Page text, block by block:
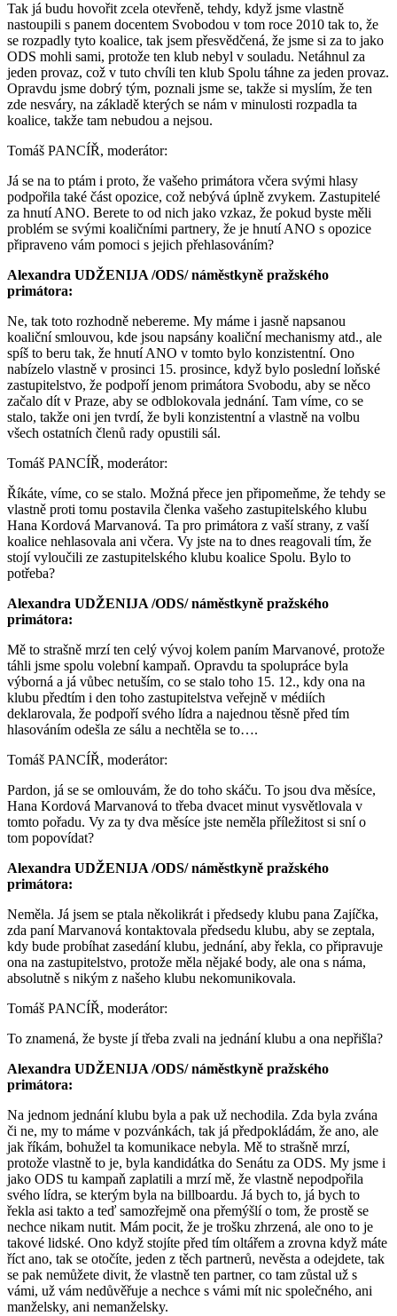
Tak já budu hovořit zcela otevřeně, tehdy, když jsme vlastně
nastoupili s panem docentem Svobodou v tom roce 2010 tak to, že
se rozpadly tyto koalice, tak jsem přesvědčená, že jsme si za to jako
ODS mohli sami, protože ten klub nebyl v souladu. Netáhnul za
jeden provaz, což v tuto chvíli ten klub Spolu táhne za jeden provaz.
Opravdu jsme dobrý tým, poznali jsme se, takže si myslím, že ten
zde nesváry, na základě kterých se nám v minulosti rozpadla ta
koalice, takže tam nebudou a nejsou.
Tomáš PANCÍŘ, moderátor:
Já se na to ptám i proto, že vašeho primátora včera svými hlasy
podpořila také část opozice, což nebývá úplně zvykem. Zastupitelé
za hnutí ANO. Berete to od nich jako vzkaz, že pokud byste měli
problém se svými koaličními partnery, že je hnutí ANO s opozice
připraveno vám pomoci s jejich přehlasováním?
Alexandra UDŽENIJA /ODS/ náměstkyně pražského
primátora:
Ne, tak toto rozhodně nebereme. My máme i jasně napsanou
koaliční smlouvou, kde jsou napsány koaliční mechanismy atd., ale
spíš to beru tak, že hnutí ANO v tomto bylo konzistentní. Ono
nabízelo vlastně v prosinci 15. prosince, když bylo poslední loňské
zastupitelstvo, že podpoří jenom primátora Svobodu, aby se něco
začalo dít v Praze, aby se odblokovala jednání. Tam víme, co se
stalo, takže oni jen tvrdí, že byli konzistentní a vlastně na volbu
všech ostatních členů rady opustili sál.
Tomáš PANCÍŘ, moderátor:
Říkáte, víme, co se stalo. Možná přece jen připomeňme, že tehdy se
vlastně proti tomu postavila členka vašeho zastupitelského klubu
Hana Kordová Marvanová. Ta pro primátora z vaší strany, z vaší
koalice nehlasovala ani včera. Vy jste na to dnes reagovali tím, že
stojí vyloučili ze zastupitelského klubu koalice Spolu. Bylo to
potřeba?
Alexandra UDŽENIJA /ODS/ náměstkyně pražského
primátora:
Mě to strašně mrzí ten celý vývoj kolem paním Marvanové, protože
táhli jsme spolu volební kampaň. Opravdu ta spolupráce byla
výborná a já vůbec netuším, co se stalo toho 15. 12., kdy ona na
klubu předtím i den toho zastupitelstva veřejně v médiích
deklarovala, že podpoří svého lídra a najednou těsně před tím
hlasováním odešla ze sálu a nechtěla se to….
Tomáš PANCÍŘ, moderátor:
Pardon, já se se omlouvám, že do toho skáču. To jsou dva měsíce,
Hana Kordová Marvanová to třeba dvacet minut vysvětlovala v
tomto pořadu. Vy za ty dva měsíce jste neměla příležitost si sní o
tom popovídat?
Alexandra UDŽENIJA /ODS/ náměstkyně pražského
primátora:
Neměla. Já jsem se ptala několikrát i předsedy klubu pana Zajíčka,
zda paní Marvanová kontaktovala předsedu klubu, aby se zeptala,
kdy bude probíhat zasedání klubu, jednání, aby řekla, co připravuje
ona na zastupitelstvo, protože měla nějaké body, ale ona s náma,
absolutně s nikým z našeho klubu nekomunikovala.
Tomáš PANCÍŘ, moderátor:
To znamená, že byste jí třeba zvali na jednání klubu a ona nepřišla?
Alexandra UDŽENIJA /ODS/ náměstkyně pražského
primátora:
Na jednom jednání klubu byla a pak už nechodila. Zda byla zvána
či ne, my to máme v pozvánkách, tak já předpokládám, že ano, ale
jak říkám, bohužel ta komunikace nebyla. Mě to strašně mrzí,
protože vlastně to je, byla kandidátka do Senátu za ODS. My jsme i
jako ODS tu kampaň zaplatili a mrzí mě, že vlastně nepodpořila
svého lídra, se kterým byla na billboardu. Já bych to, já bych to
řekla asi takto a teď samozřejmě ona přemýšlí o tom, že prostě se
nechce nikam nutit. Mám pocit, že je trošku zhrzená, ale ono to je
takové lidské. Ono když stojíte před tím oltářem a zrovna když máte
říct ano, tak se otočíte, jeden z těch partnerů, nevěsta a odejdete, tak
se pak nemůžete divit, že vlastně ten partner, co tam zůstal už s
vámi, už vám nedůvěřuje a nechce s vámi mít nic společného, ani
manželsky, ani nemanželsky.